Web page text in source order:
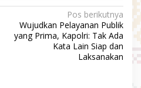
Pos berikutnya
Wujudkan Pelayanan Publik
yang Prima, Kapolri: Tak Ada
Kata Lain Siap dan
Laksanakan